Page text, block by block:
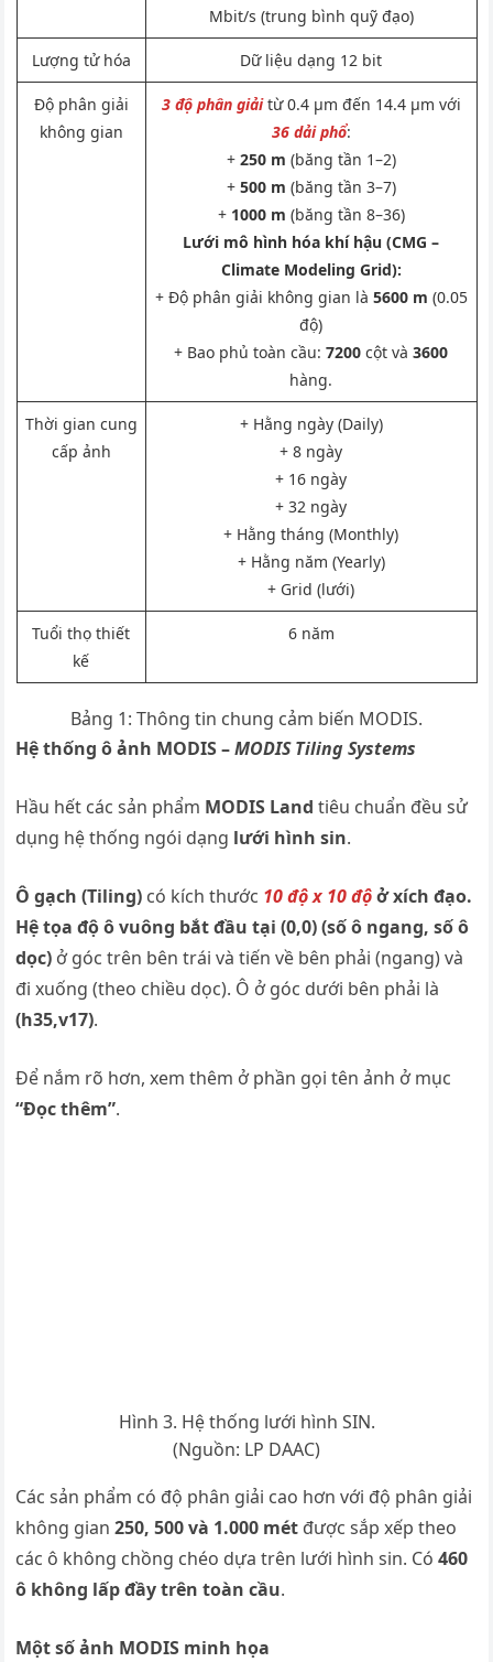
Mbit/s (trung bình quỹ đạo)
Lượng tử hóa Dữ liệu dạng 12 bit
Độ phân giải
không gian
3 độ phân giải từ 0.4 μm đến 14.4 μm với
36 dải phổ:
+ 250 m (băng tần 1–2)
+ 500 m (băng tần 3–7)
+ 1000 m (băng tần 8–36)
Lưới mô hình hóa khí hậu (CMG –
Climate Modeling Grid):
+ Độ phân giải không gian là 5600 m (0.05
độ)
+ Bao phủ toàn cầu: 7200 cột và 3600
hàng.
Thời gian cung
cấp ảnh
+ Hằng ngày (Daily)
+ 8 ngày
+ 16 ngày
+ 32 ngày
+ Hằng tháng (Monthly)
+ Hằng năm (Yearly)
+ Grid (lưới)
Tuổi thọ thiết
kế
6 năm
Bảng 1: Thông tin chung cảm biến MODIS.
Hệ thống ô ảnh MODIS –MODIS Tiling Systems
Hầu hết các sản phẩm MODIS Land tiêu chuẩn đều sử
dụng hệ thống ngói dạng lưới hình sin.
Ô gạch (Tiling) có kích thước 10 độ x 10 độở xích đạo.
Hệ tọa độ ô vuông bắt đầu tại (0,0) (số ô ngang, số ô
dọc) ở góc trên bên trái và tiến về bên phải (ngang) và
đi xuống (theo chiều dọc). Ô ở góc dưới bên phải là
(h35,v17).
Để nắm rõ hơn, xem thêm ở phần gọi tên ảnh ở mục
“Đọc thêm”.
Hình 3. Hệ thống lưới hình SIN.
(Nguồn: LP DAAC)
Các sản phẩm có độ phân giải cao hơn với độ phân giải
không gian 250, 500 và 1.000 mét được sắp xếp theo
các ô không chồng chéo dựa trên lưới hình sin. Có460
ô không lấp đầy trên toàn cầu.
Một số ảnh MODIS minh họa